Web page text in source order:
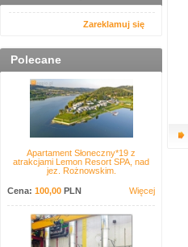
Zareklamuj się
Polecane
Apartament Słoneczny*19 z
atrakcjami Lemon Resort SPA, nad
jez. Rożnowskim.
Cena: 100,00 PLN Więcej